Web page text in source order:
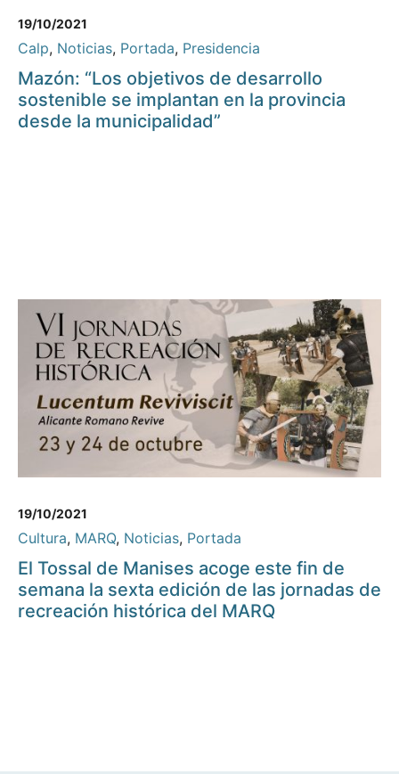
19/10/2021
Calp, Noticias, Portada, Presidencia
Mazón: “Los objetivos de desarrollo
sostenible se implantan en la provincia
desde la municipalidad”
19/10/2021
Cultura, MARQ, Noticias, Portada
El Tossal de Manises acoge este fin de
semana la sexta edición de las jornadas de
recreación histórica del MARQ